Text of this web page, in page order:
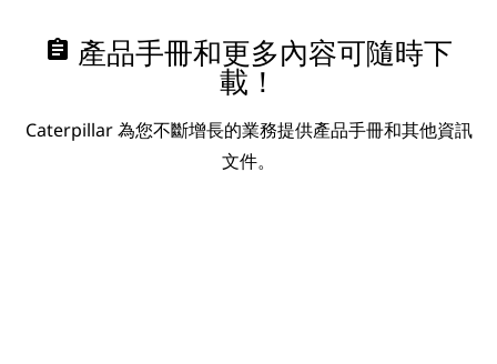
assignment 產品手冊和更多內容可隨時下
載！
Caterpillar 為您不斷增長的業務提供產品手冊和其他資訊
文件。